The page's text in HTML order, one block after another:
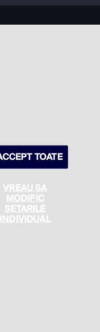
TOATE
VREAU SA
MODIFIC
SETARILE
INDIVIDUAL